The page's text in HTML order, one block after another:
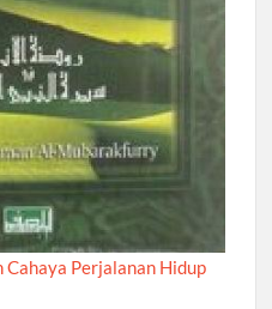
Cahaya Perjalanan Hidup